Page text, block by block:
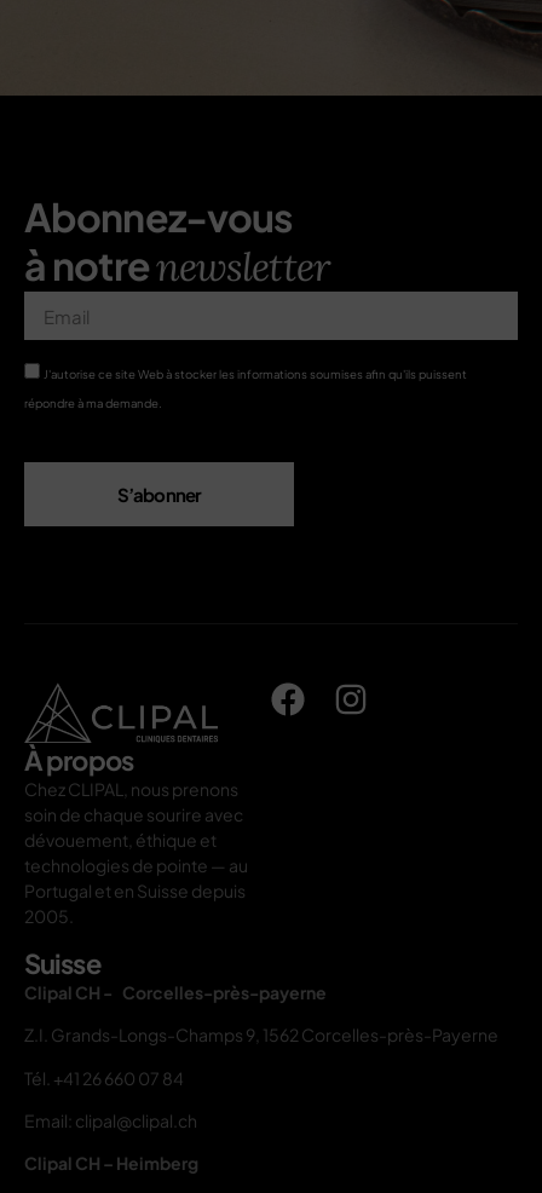
Abonnez-vous
à notrenewsletter
J'autorise ce site Web à stocker les informations soumises afin qu'ils puissent
répondre à ma demande.
S’abonner
À propos
Chez CLIPAL, nous prenons
soin de chaque sourire avec
dévouement, éthique et
technologies de pointe — au
Portugal et en Suisse depuis
2005.
Suisse
Clipal CH - Corcelles-près-payerne
Z.I. Grands-Longs-Champs 9, 1562 Corcelles-près-Payerne
Tél. +41 26 660 07 84
Email: clipal@clipal.ch
Clipal CH – Heimberg